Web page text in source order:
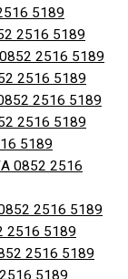
5189
2516 5189
0852 2516 5189
2516 5189
0852 2516 5189
2516 5189
5189
0852 2516
0852 2516 5189
2516 5189
2516 5189
2516 5189